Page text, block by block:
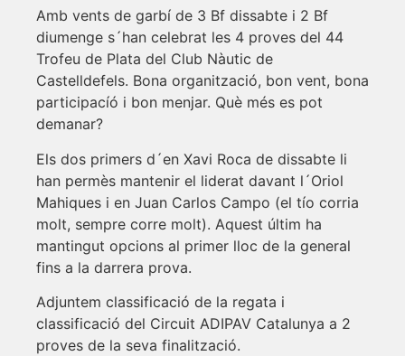
Amb vents de garbí de 3 Bf dissabte i 2 Bf
diumenge s´han celebrat les 4 proves del 44
Trofeu de Plata del Club Nàutic de
Castelldefels. Bona organització, bon vent, bona
participacíó i bon menjar. Què més es pot
demanar?
Els dos primers d´en Xavi Roca de dissabte li
han permès mantenir el liderat davant l´Oriol
Mahiques i en Juan Carlos Campo (el tío corria
molt, sempre corre molt). Aquest últim ha
mantingut opcions al primer lloc de la general
fins a la darrera prova.
Adjuntem classificació de la regata i
classificació del Circuit ADIPAV Catalunya a 2
proves de la seva finalització.